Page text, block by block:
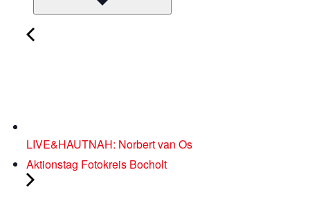
LIVE&HAUTNAH: Norbert van Os
Aktionstag Fotokreis Bocholt